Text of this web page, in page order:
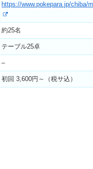
https://www.pokepara.jp/chiba/
約25名
テーブル25卓
–
初回 3,600円～（税サ込）